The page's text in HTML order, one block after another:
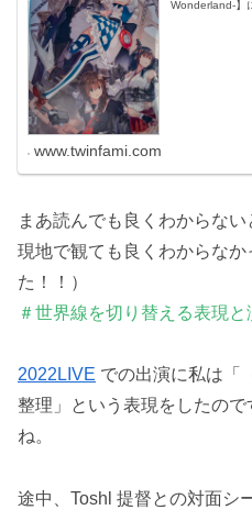
Wonderland-】
www.twinfami.com
まあ読んでも良くわからない
現地で観ても良くわからな
た！！）
＃世界線を切り替える表現と
2022LIVE での出演に私は「
整理」という表現をしたの
ね。
途中、Toshl 提督との対面シ